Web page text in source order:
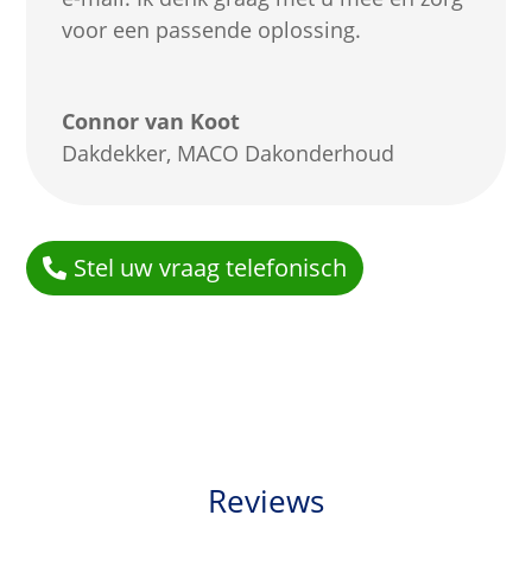
voor een passende oplossing.
Connor van Koot
Dakdekker, MACO Dakonderhoud
Stel uw vraag telefonisch
Reviews